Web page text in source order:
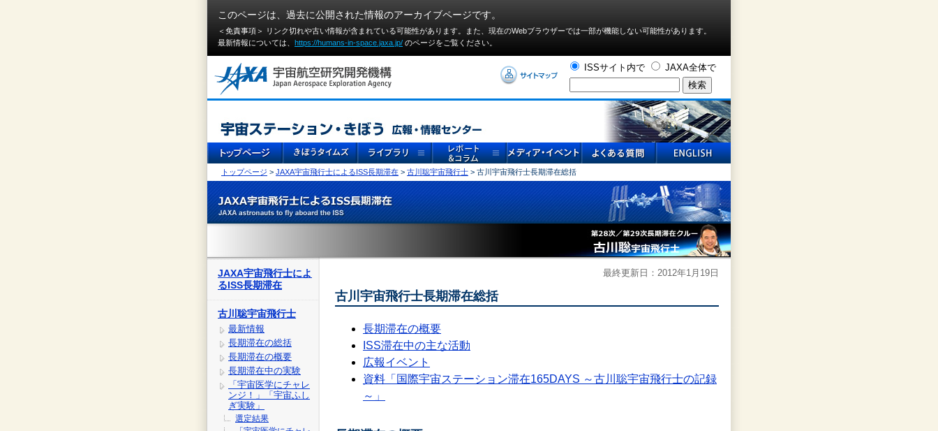
このページは、過去に公開された情報のアーカイブページです。
＜免責事項＞ リンク切れや古い情報が含まれている可能性があります。また、現在のWebブラウザーでは⼀部が機能しない可能性があります。
最新情報については、 https://humans-in-space.jaxa.jp/ のページをご覧ください。
ISSサイト内で JAXA全体で
トップページ > JAXA宇宙飛行士によるISS長期滞在 > 古川聡宇宙飛行士 > 古川宇宙飛行士長期滞在総括
JAXA宇宙飛行士によ
るISS長期滞在
古川聡宇宙飛行士
最新情報
長期滞在の総括
長期滞在の概要
長期滞在中の実験
「宇宙医学にチャレ
ンジ！」「宇宙ふし
ぎ実験」
選定結果
最終更新日：2012年1月19日
古川宇宙飛行士長期滞在総括
長期滞在の概要
ISS滞在中の主な活動
広報イベント
資料「国際宇宙ステーション滞在165DAYS ～古川聡宇宙飛行士の記録
～」